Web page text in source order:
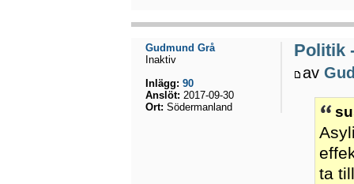
Politik
av
ta
Gudmund Grå
Inaktiv
Inlägg: 90
Anslöt: 2017-09-30
Ort: Södermanland